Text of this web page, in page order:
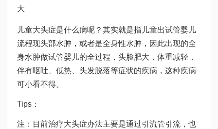
大
儿童大头症是什么病呢？其实就是指儿童出试管婴儿
流程现头部水肿，或者是全身性水肿，因此出现的全
身水肿做试管婴儿的全过程 ，头脸肥大，体重减轻，
伴有呕吐、低热、头发脱落等症状的疾病，这种疾病
可小看不得。
Tips：
注：目前治疗大头症办法主要是通过引流管引流，也